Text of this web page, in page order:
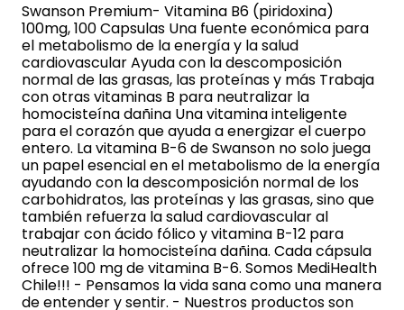
Swanson Premium- Vitamina B6 (piridoxina)
100mg, 100 Capsulas Una fuente económica para
el metabolismo de la energía y la salud
cardiovascular Ayuda con la descomposición
normal de las grasas, las proteínas y más Trabaja
con otras vitaminas B para neutralizar la
homocisteína dañina Una vitamina inteligente
para el corazón que ayuda a energizar el cuerpo
entero. La vitamina B-6 de Swanson no solo juega
un papel esencial en el metabolismo de la energía
ayudando con la descomposición normal de los
carbohidratos, las proteínas y las grasas, sino que
también refuerza la salud cardiovascular al
trabajar con ácido fólico y vitamina B-12 para
neutralizar la homocisteína dañina. Cada cápsula
ofrece 100 mg de vitamina B-6. Somos MediHealth
Chile!!! - Pensamos la vida sana como una manera
de entender y sentir. - Nuestros productos son